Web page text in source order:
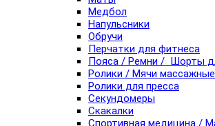
Медбол
Напульсники
Обручи
Перчатки для фитнеса
Пояса / Ремни / Шорты
Ролики / Мячи массажные
Ролики для пресса
Секундомеры
Скакалки
Спортивная медицина /